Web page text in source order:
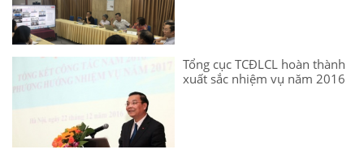
Tổng cục TCĐLCL hoàn thành
xuất sắc nhiệm vụ năm 2016